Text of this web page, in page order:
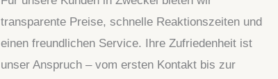
transparente Preise, schnelle Reaktionszeiten und
einen freundlichen Service. Ihre Zufriedenheit ist
unser Anspruch – vom ersten Kontakt bis zur